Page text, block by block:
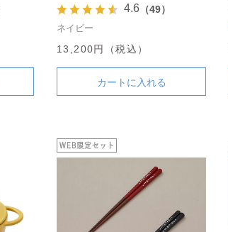
4.6 （49）
ネイビー
13,200円（税込）
カートに入れる